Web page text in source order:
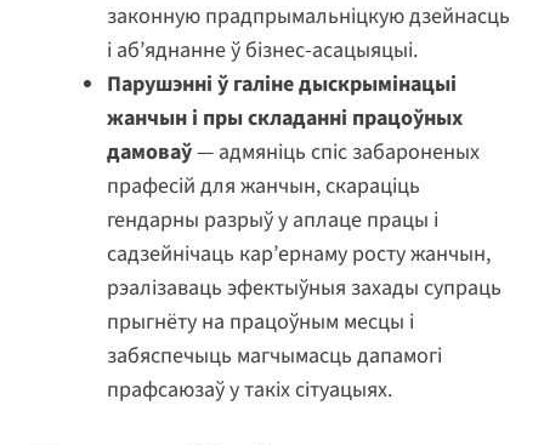
законную прадпрымальніцкую дзейнасць
і аб’яднанне ў бізнес-асацыяцыі.
Парушэнні ў галіне дыскрымінацыі
жанчын і пры складанні працоўных
дамоваў— адмяніць спіс забароненых
прафесій для жанчын, скараціць
гендарны разрыў у аплаце працы і
садзейнічаць кар’ернаму росту жанчын,
рэалізаваць эфектыўныя захады супраць
прыгнёту на працоўным месцы і
забяспечыць магчымасць дапамогі
прафсаюзаў у такіх сітуацыях.